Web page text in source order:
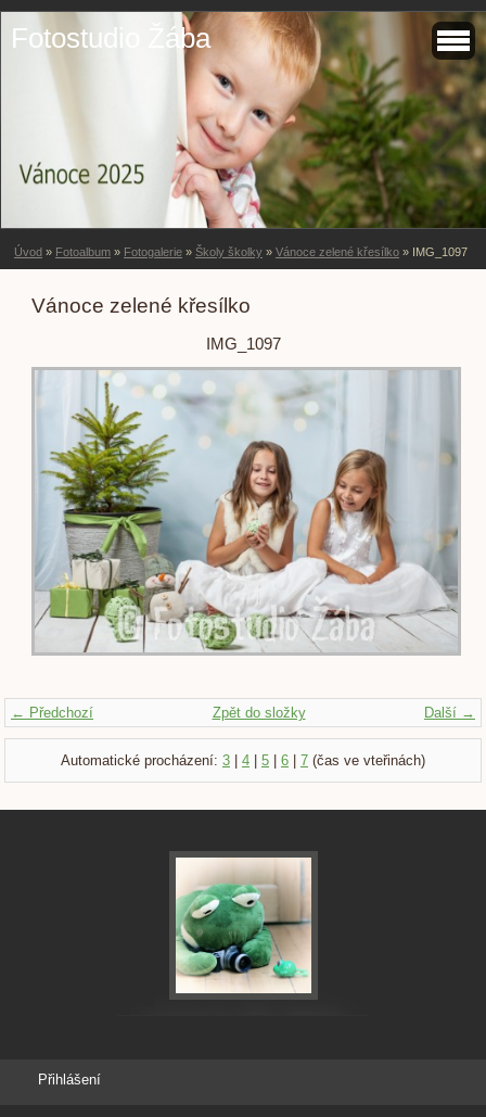
Fotostudio Žába
Úvod » Fotoalbum » Fotogalerie » Školy školky » Vánoce zelené křesílko » IMG_1097
Vánoce zelené křesílko
IMG_1097
← Předchozí Další →
Zpět do složky
Automatické procházení: 3 4 5 6 7 (čas ve vteřinách)
Přihlášení